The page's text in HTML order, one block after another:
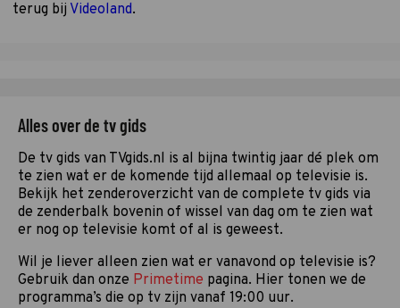
terug bij Videoland.
Alles over de tv gids
De tv gids van TVgids.nl is al bijna twintig jaar dé plek om
te zien wat er de komende tijd allemaal op televisie is.
Bekijk het zenderoverzicht van de complete tv gids via
de zenderbalk bovenin of wissel van dag om te zien wat
er nog op televisie komt of al is geweest.
Wil je liever alleen zien wat er vanavond op televisie is?
Gebruik dan onze Primetime pagina. Hier tonen we de
programma’s die op tv zijn vanaf 19:00 uur.